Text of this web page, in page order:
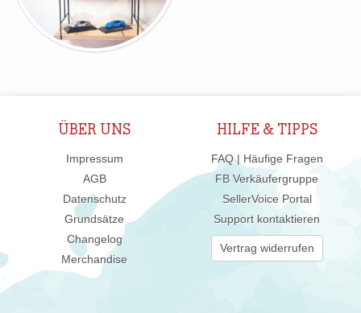
ÜBER UNS
Impressum
AGB
Datenschutz
Grundsätze
Changelog
Merchandise
HILFE & TIPPS
FAQ | Häufige Fragen
FB Verkäufergruppe
SellerVoice Portal
Support kontaktieren
Vertrag widerrufen